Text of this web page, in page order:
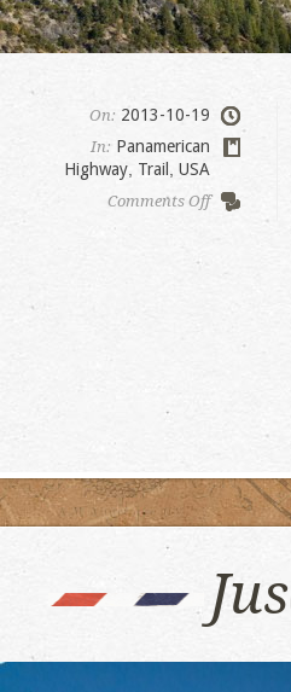
On: 2013-10-19
In: Panamerican
Highway Trail USA
Comments Offon
Yosemite